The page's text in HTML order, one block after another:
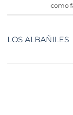
como
LOS ALBAÑILES